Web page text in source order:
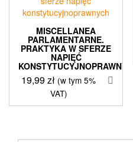
MISCELLANEA
PARLAMENTARNE.
PRAKTYKA W SFERZE
NAPIĘĆ
19,99zł (w tym 5%
VAT)